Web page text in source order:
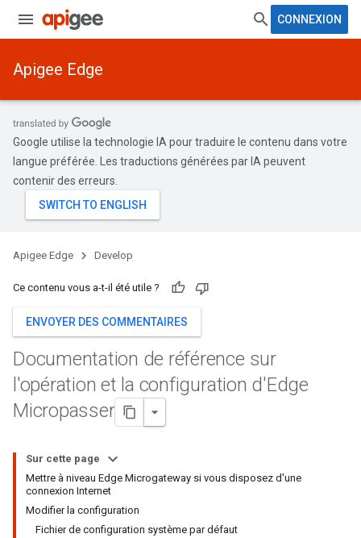
CONNEXION
Apigee Edge
Google utilise la technologie IA pour traduire le contenu dans votre
langue préférée. Les traductions générées par IA peuvent
contenir des erreurs.
Apigee Edge Develop
Ce contenu vous a-t-il été utile ?
ENVOYER DES COMMENTAIRES
Documentation de référence sur
l'opération et la configuration d'Edge
Micropasser
Sur cette page
Mettre à niveau Edge Microgateway si vous disposez d'une
connexion Internet
Modifier la configuration
Fichier de configuration système par défaut